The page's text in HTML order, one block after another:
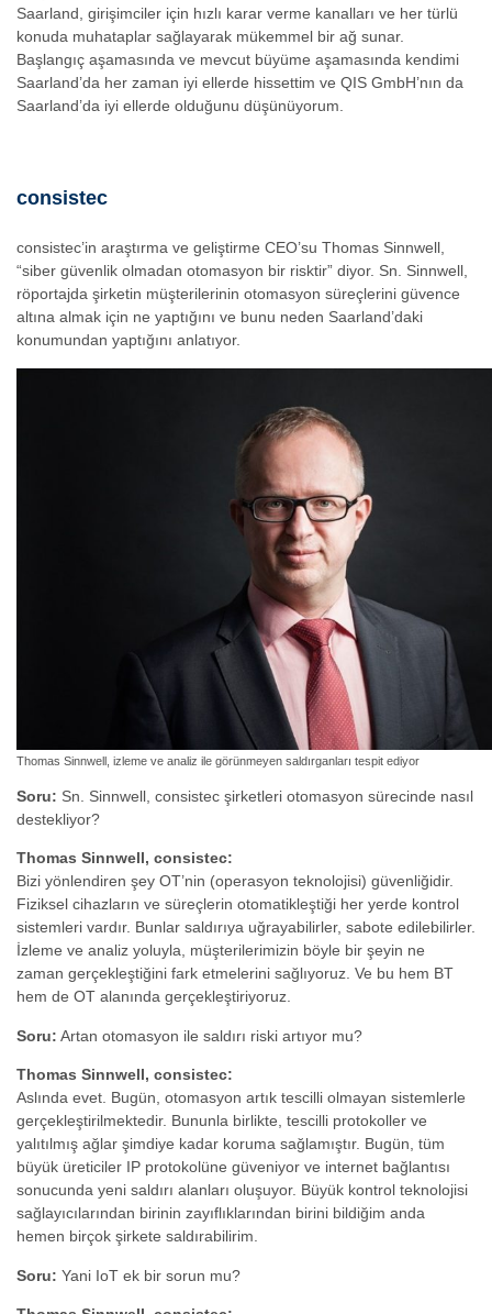
Saarland, girişimciler için hızlı karar verme kanalları ve her türlü
konuda muhataplar sağlayarak mükemmel bir ağ sunar.
Başlangıç aşamasında ve mevcut büyüme aşamasında kendimi
Saarland’da her zaman iyi ellerde hissettim ve QIS GmbH’nın da
Saarland’da iyi ellerde olduğunu düşünüyorum.
consistec
consistec’in araştırma ve geliştirme CEO’su Thomas Sinnwell,
“siber güvenlik olmadan otomasyon bir risktir” diyor. Sn. Sinnwell,
röportajda şirketin müşterilerinin otomasyon süreçlerini güvence
altına almak için ne yaptığını ve bunu neden Saarland’daki
konumundan yaptığını anlatıyor.
Thomas Sinnwell, izleme ve analiz ile görünmeyen saldırganları tespit ediyor
Soru: Sn. Sinnwell, consistec şirketleri otomasyon sürecinde nasıl
destekliyor?
Thomas Sinnwell, consistec:
Bizi yönlendiren şey OT’nin (operasyon teknolojisi) güvenliğidir.
Fiziksel cihazların ve süreçlerin otomatikleştiği her yerde kontrol
sistemleri vardır. Bunlar saldırıya uğrayabilirler, sabote edilebilirler.
İzleme ve analiz yoluyla, müşterilerimizin böyle bir şeyin ne
zaman gerçekleştiğini fark etmelerini sağlıyoruz. Ve bu hem BT
hem de OT alanında gerçekleştiriyoruz.
Soru: Artan otomasyon ile saldırı riski artıyor mu?
Thomas Sinnwell, consistec:
Aslında evet. Bugün, otomasyon artık tescilli olmayan sistemlerle
gerçekleştirilmektedir. Bununla birlikte, tescilli protokoller ve
yalıtılmış ağlar şimdiye kadar koruma sağlamıştır. Bugün, tüm
büyük üreticiler IP protokolüne güveniyor ve internet bağlantısı
sonucunda yeni saldırı alanları oluşuyor. Büyük kontrol teknolojisi
sağlayıcılarından birinin zayıflıklarından birini bildiğim anda
hemen birçok şirkete saldırabilirim.
Soru: Yani IoT ek bir sorun mu?